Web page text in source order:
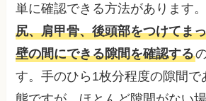
単に確認できる方法があります
尻、肩甲骨、後頭部をつけてま
壁の間にできる隙間を確認する
す。手のひら1枚分程度の隙間で